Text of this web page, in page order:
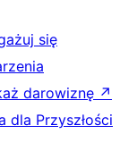
się
darowiznę ↗
dla Przyszłości